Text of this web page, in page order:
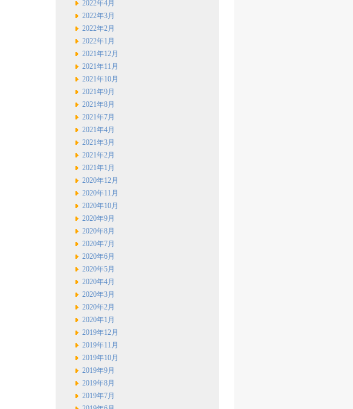
2022年4月
2022年3月
2022年2月
2022年1月
2021年12月
2021年11月
2021年10月
2021年9月
2021年8月
2021年7月
2021年4月
2021年3月
2021年2月
2021年1月
2020年12月
2020年11月
2020年10月
2020年9月
2020年8月
2020年7月
2020年6月
2020年5月
2020年4月
2020年3月
2020年2月
2020年1月
2019年12月
2019年11月
2019年10月
2019年9月
2019年8月
2019年7月